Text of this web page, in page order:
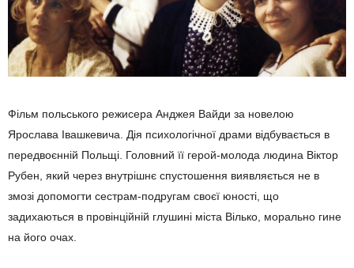
Фільм польського режисера Анджея Вайди за новелою
Ярослава Івашкевича. Дія психологічної драми відбувається в
передвоєнній Польщі. Головний її герой-молода людина Віктор
Рубен, який через внутрішнє спустошення виявляється не в
змозі допомогти сестрам-подругам своєї юності, що
задихаються в провінційній глушині міста Вілько, морально гине
на його очах.